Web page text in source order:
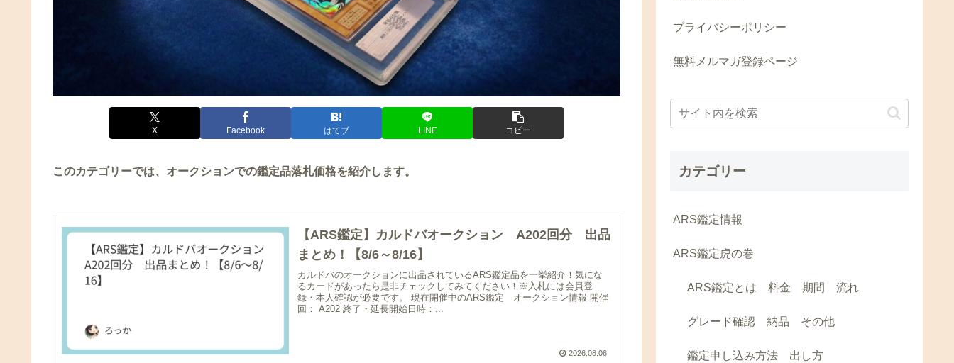
X Facebook はてブ LINE コピー
このカテゴリーでは、オークションでの鑑定品落札価格を紹介します。
【ARS鑑定】カルドバオークション A202回分 出品
まとめ！【8/6～8/16】
カルドバのオークションに出品されているARS鑑定品を一挙紹介！気にな
るカードがあったら是非チェックしてみてください！※入札には会員登
録・本人確認が必要です。 現在開催中のARS鑑定 オークション情報 開催
回： A202 終了・延長開始日時：...
2026.08.06
プライバシーポリシー
無料メルマガ登録ページ
カテゴリー
ARS鑑定情報
ARS鑑定虎の巻
ARS鑑定とは 料金 期間 流れ
グレード確認 納品 その他
鑑定申し込み方法 出し方